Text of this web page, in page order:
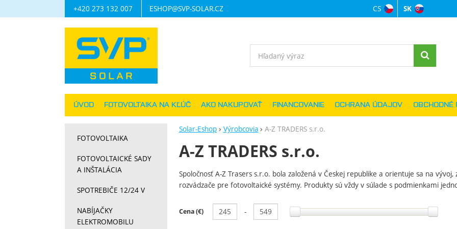
Solar-Eshop Výrobcovia A-Z TRADERS s.r.o.
A-Z TRADERS s.r.o.
Spoločnosť A-Z Trasers s.r.o. bola založená v Českej republike a orientuje sa na
rozvádzače pre fotovoltaické systémy. Produkty sú vždy v súlade s podmienkami
Filtrovanie podľa parametrov
Cena (€) -
FOTOVOLTAIKA
FOTOVOLTAICKÉ SADY
A INŠTALÁCIA
SPOTREBIČE 12/24 V
NABÍJAČKY
ELEKTROMOBILU
Navigácia
+420 273 132 007 ESHOP@SVP-SOLAR.CZ
ÚVOD FOTOVOLTAIKA NA KĽÚČ AKO NAKUPOVAŤ FINANCOVANIE OCHRANA ÚDAJOV OBCHODNÉ
Jazyková
CS SK
Vyhľadávanie